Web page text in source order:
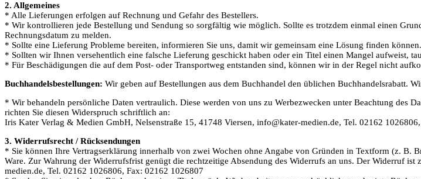
2. Allgemeines
* Alle Lieferungen erfolgen auf Rechnung und Gefahr des Bestellers.
* Wir kontrollieren jede Bestellung und Sendung so sorgfältig wie möglich. Sollte es trotzdem einmal einen
Rechnungsdatum zu melden.
* Sollte eine Lieferung Probleme bereiten, informieren Sie uns, damit wir gemeinsam eine Lösung finden können.
* Sollten wir Ihnen versehentlich eine falsche Lieferung geschickt haben oder ein Titel einen Mangel aufweist,
* Für Beschädigungen die auf dem Post- oder Transportweg entstanden sind, können wir in der Regel nicht
Buchhandelsbestellungen: Wir geben auf Bestellungen aus dem Buchhandel den üblichen Buchhandelsrabatt.
* Wir behandeln persönliche Daten vertraulich. Diese werden von uns zu Werbezwecken unter Beachtung des
richten Sie diesen Widerspruch schriftlich an:
Iris Kater Verlag & Medien GmbH, Nelsenstraße 15, 41748 Viersen, info@kater-medien.de, Tel. 02162
3. Widerrufsrecht / Rücksendungen
* Sie können Ihre Vertragserklärung innerhalb von zwei Wochen ohne Angabe von Gründen in Textform (z.
Ware. Zur Wahrung der Widerrufsfrist genügt die rechtzeitige Absendung des Widerrufs an uns. Der Widerruf
medien.de, Tel. 02162 1026806, Fax: 02162 1026807